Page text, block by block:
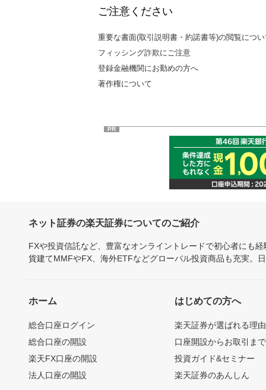
ご注意ください
重要な書面(取引説明書・約諾書等)の閲覧につ
フィッシング詐欺にご注意
登録金融機関にお勤めの方へ
著作権について
PR
ネット証券の楽天証券についてのご紹介
FXや投資信託など、豊富なオンライントレードで初心者にも
貨建てMMFやFX、海外ETFなどグローバル投資商品も充実。
ホーム
総合口座ログイン
総合口座の開設
楽天FX口座の開設
法人口座の開設
はじめての方へ
楽天証券が選ばれる理由
口座開設からお取引ま
投資ガイド&セミナー
楽天証券のあんしん